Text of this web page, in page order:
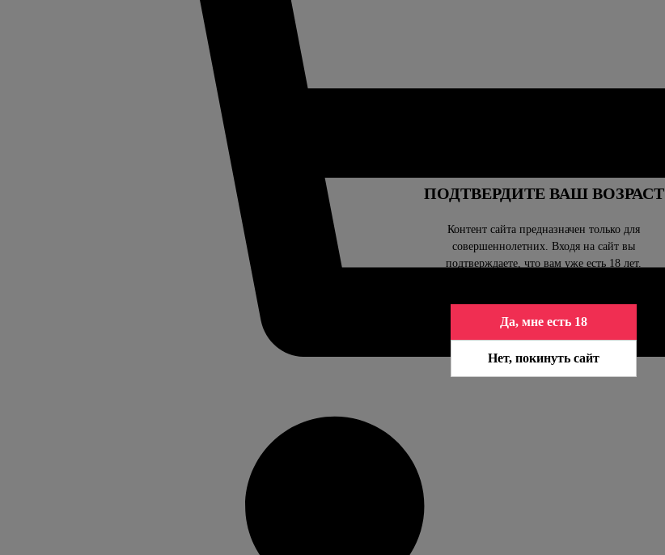
ПОДТВЕРДИТЕ ВАШ ВОЗРАСТ
Контент сайта предназначен только для
совершеннолетних. Входя на сайт вы
подтверждаете, что вам уже есть 18 лет.
Да, мне есть 18
Нет, покинуть сайт